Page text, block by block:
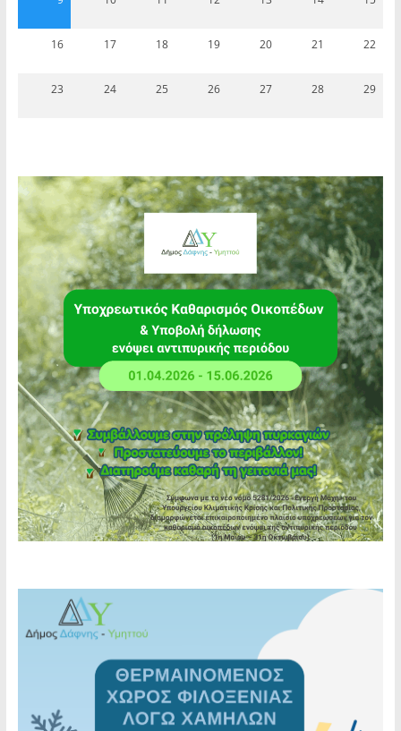
16 17 18 19 20 21 22
23 24 25 26 27 28 29